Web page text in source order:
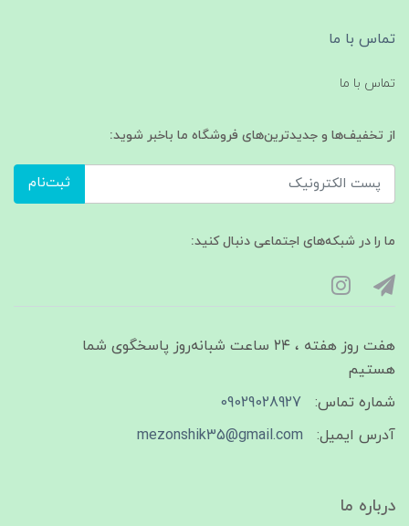
تماس با ما
تماس با ما
از تخفیف‌ها و جدیدترین‌های فروشگاه ما باخبر شوید:
ثبت‌نام
ما را در شبکه‌های اجتماعی دنبال کنید:
هفت روز هفته ، ۲۴ ساعت شبانه‌روز پاسخگوی شما
هستیم
شماره تماس:
09029028927
آدرس ایمیل:
mezonshik35@gmail.com
درباره ما